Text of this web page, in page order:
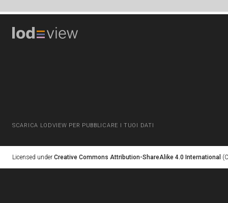
SCARICA LODVIEW PER PUBBLICARE I TUOI DATI
Licensed under Creative Commons Attribution-ShareAlike 4.0 International